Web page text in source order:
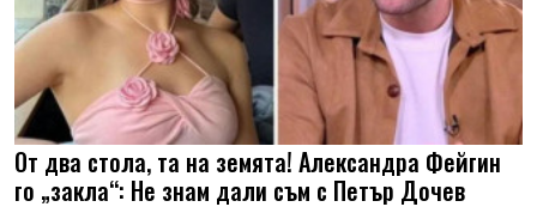
От два стола, та на земята! Александра Фейгин
го „закла“: Не знам дали съм с Петър Дочев